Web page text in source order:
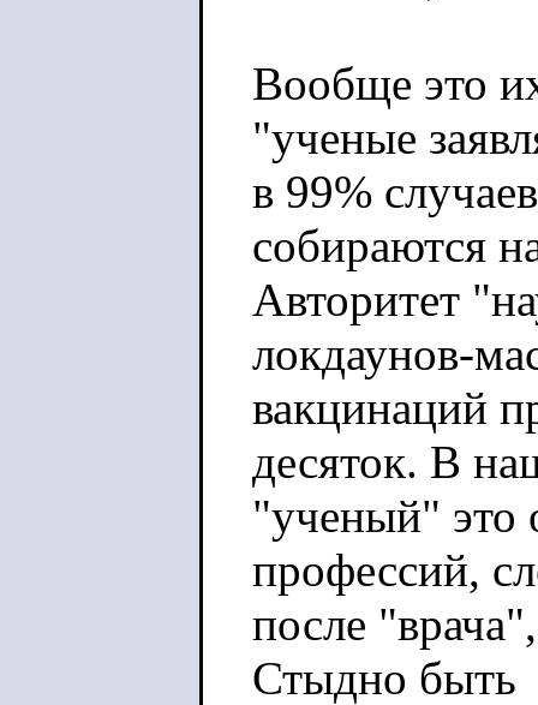
Вообще это
"ученые
в 99%
собираются
Авторитет
локдаунов-
вакцинаций
десяток. В
"ученый" это
профессий,
после
Стыдно быть